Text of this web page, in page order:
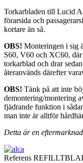
Torkarbladen till Lucid
förarsida och
kortare än så.
OBS! Monteringen i sig
S60, V60 och XC60, där
torkarblad och drar
återanvänds därefter
OBS! Tänk på att inte
demontering/montering
fjädrande funktion i
man inte är alltför
Detta är en
Referens